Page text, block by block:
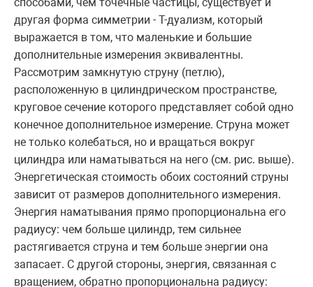
способами, чем точечные частицы, существует и
другая форма симметрии - T-дуализм, который
выражается в том, что маленькие и большие
дополнительные измерения эквивалентны.
Рассмотрим замкнутую струну (петлю),
расположенную в цилиндрическом пространстве,
круговое сечение которого представляет собой одно
конечное дополнительное измерение. Струна может
не только колебаться, но и вращаться вокруг
цилиндра или наматываться на него (см. рис. выше).
Энергетическая стоимость обоих состояний струны
зависит от размеров дополнительного измерения.
Энергия наматывания прямо пропорциональна его
радиусу: чем больше цилиндр, тем сильнее
растягивается струна и тем больше энергии она
запасает. С другой стороны, энергия, связанная с
вращением, обратно пропорциональна радиусу: